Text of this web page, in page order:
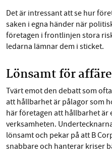
Det är intressant att se hur
saken i egna händer när
företagen i frontlinjen stora
ledarna lämnar dem i sticket.
Lönsamt för
Tvärt emot den debatt som
att hållbarhet är pålagor som
här företagen att hållbarhet är
verksamheten.
lönsamt och pekar på att B
snabbare och hanterar kriser